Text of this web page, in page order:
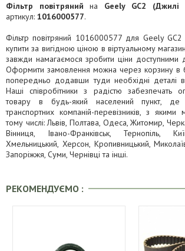
Фільтр повітряний на Geely GC2 (Джилі
артикул: 1016000577.
Фільтр повітряний 1016000577 для Geely
купити за вигідною ціною в віртуальному
завжди намагаємося зробити ціни доступними
Оформити замовлення можна через корзину в
попередньо додавши туди необхідні деталі в
Наші співробітники з радістю забезпечать
товару в будь-який населений пункт, де
транспортних компаній-перевізників, з
тому числі: Львів, Полтава, Одеса, Житомир,
Вінниця, Івано-Франківськ, Тернопіль,
Хмельницький, Херсон, Кропивницький,
Запоріжжя, Суми, Чернівці та інші.
РЕКОМЕНДУЄМО :